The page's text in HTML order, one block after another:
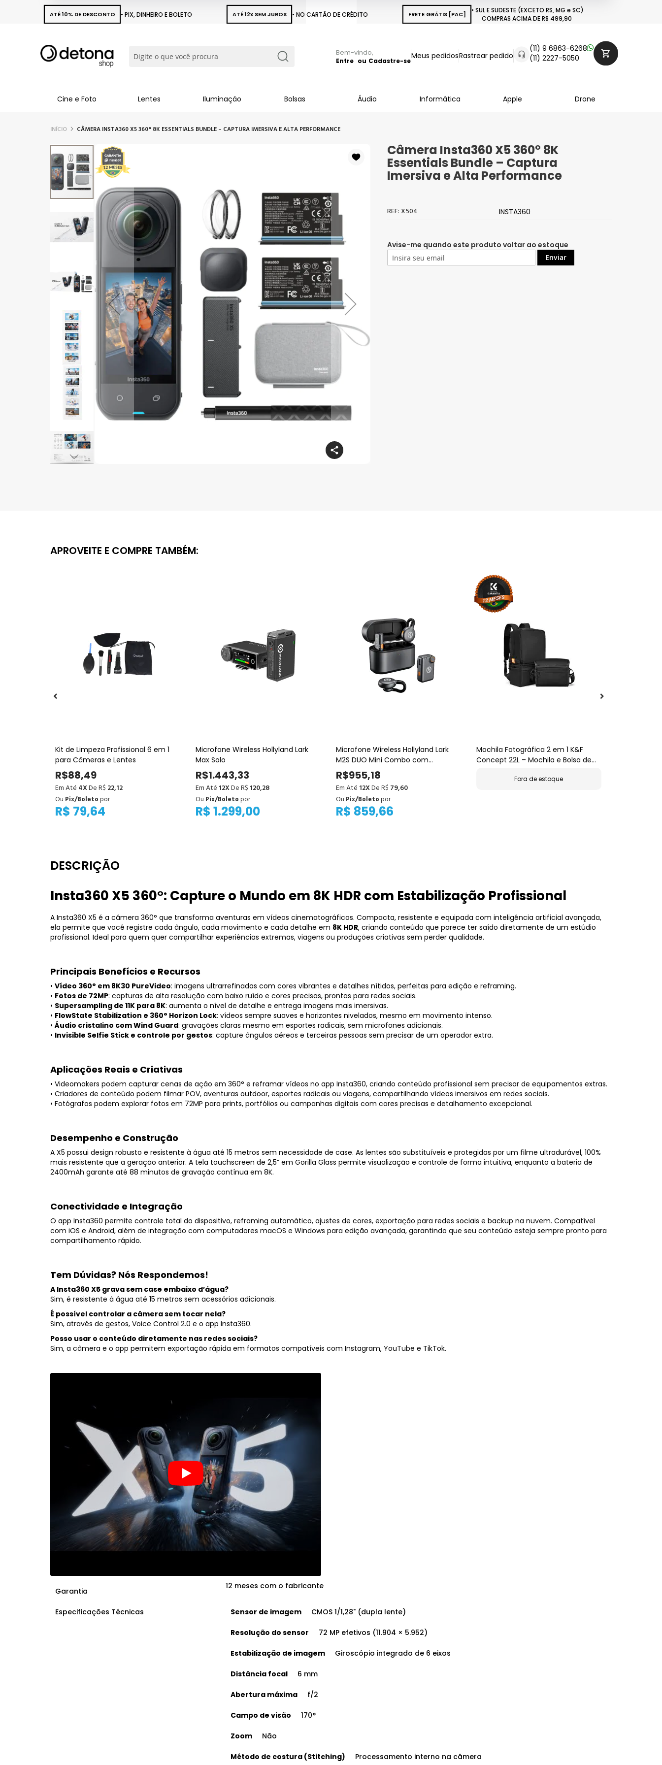
ATÉ 10% DE DESCONTO • PIX, DINHEIRO E BOLETO ATÉ 12x SEM JUROS • NO CARTÃO DE CRÉDITO FRETE GRÁTIS [PAC]
• SUL E SUDESTE (EXCETO RS, MG e SC)
COMPRAS ACIMA DE R$ 499,90
Busca
Meus pedidosRastrear pedido
(11) 9 6863-6268
(11) 2227-5050
Pular
para
Entre Cadastre-se
Cine e Foto Lentes Iluminação Bolsas Áudio Informática Apple Drone
INÍCIO CÂMERA INSTA360 X5 360° 8K ESSENTIALS BUNDLE – CAPTURA IMERSIVA E ALTA PERFORMANCE
Câmera Insta360 X5 360° 8K
Essentials Bundle – Captura
Imersiva e Alta Performance
X504 INSTA360
Avise-me quando este produto voltar ao estoque
Enviar
Pular
para
o
final
da
Galeria
imagens
Garantia
12 meses com o fabricante
Especificações Técnicas Sensor de imagem CMOS 1/1,28" (dupla lente)
Resolução do sensor 72 MP efetivos (11.904 × 5.952)
Estabilização de imagem Giroscópio integrado de 6 eixos
Distância focal 6 mm
Abertura máxima f/2
Campo de visão 170°
Zoom Não
Método de costura (Stitching) Processamento interno na câmera
APROVEITE E COMPRE TAMBÉM:
Kit de Limpeza Profissional 6 em 1
para Câmeras e Lentes
R$88,49
Em Até 4XDe R$ 22,12
R$ 79,64
Ou Pix/Boletopor
Microfone Wireless Hollyland Lark
Max Solo
R$1.443,33
Em Até 12XDe R$ 120,28
R$ 1.299,00
Ou Pix/Boletopor
Microfone Wireless Hollyland Lark
M2S DUO Mini Combo com
conector para Câmera e
Dispositivos Móveis (USB-C)
R$955,18
Em Até 12XDe R$ 79,60
R$ 859,66
Ou Pix/Boletopor
Mochila Fotográfica 2 em 1 K&F
Concept 22L – Mochila e Bolsa de
Fora de estoque
DESCRIÇÃO
Insta360 X5 360°: Capture o Mundo em 8K HDR com Estabilização Profissional
A Insta360 X5 é a câmera 360° que transforma aventuras em vídeos cinematográficos. Compacta, resistente e equipada com inteligência artificial avançada,
ela permite que você registre cada ângulo, cada movimento e cada detalhe em 8K HDR, criando conteúdo que parece ter saído diretamente de um estúdio
profissional. Ideal para quem quer compartilhar experiências extremas, viagens ou produções criativas sem perder qualidade.
Principais Benefícios e Recursos
• Vídeo 360° em 8K30 PureVideo: imagens ultrarrefinadas com cores vibrantes e detalhes nítidos, perfeitas para edição e reframing.
• Fotos de 72MP: capturas de alta resolução com baixo ruído e cores precisas, prontas para redes sociais.
• Supersampling de 11K para 8K: aumenta o nível de detalhe e entrega imagens mais imersivas.
• FlowState Stabilization e 360° Horizon Lock: vídeos sempre suaves e horizontes nivelados, mesmo em movimento intenso.
• Áudio cristalino com Wind Guard: gravações claras mesmo em esportes radicais, sem microfones adicionais.
• Invisible Selfie Stick e controle por gestos: capture ângulos aéreos e terceiras pessoas sem precisar de um operador extra.
Aplicações Reais e Criativas
• Videomakers podem capturar cenas de ação em 360° e reframar vídeos no app Insta360, criando conteúdo profissional sem precisar de equipamentos extras.
• Criadores de conteúdo podem filmar POV, aventuras outdoor, esportes radicais ou viagens, compartilhando vídeos imersivos em redes sociais.
• Fotógrafos podem explorar fotos em 72MP para prints, portfólios ou campanhas digitais com cores precisas e detalhamento excepcional.
Desempenho e Construção
A X5 possui design robusto e resistente à água até 15 metros sem necessidade de case. As lentes são substituíveis e protegidas por um filme ultradurável, 100%
mais resistente que a geração anterior. A tela touchscreen de 2,5” em Gorilla Glass permite visualização e controle de forma intuitiva, enquanto a bateria de
2400mAh garante até 88 minutos de gravação contínua em 8K.
Conectividade e Integração
O app Insta360 permite controle total do dispositivo, reframing automático, ajustes de cores, exportação para redes sociais e backup na nuvem. Compatível
com iOS e Android, além de integração com computadores macOS e Windows para edição avançada, garantindo que seu conteúdo esteja sempre pronto para
compartilhamento rápido.
Tem Dúvidas? Nós Respondemos!
A Insta360 X5 grava sem case embaixo d’água?
Sim, é resistente à água até 15 metros sem acessórios adicionais.
É possível controlar a câmera sem tocar nela?
Sim, através de gestos, Voice Control 2.0 e o app Insta360.
Posso usar o conteúdo diretamente nas redes sociais?
Sim, a câmera e o app permitem exportação rápida em formatos compatíveis com Instagram, YouTube e TikTok.